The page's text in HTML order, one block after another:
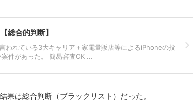
総合的判断】
れている3大キャリア＋家電量販店等によるiPhoneの投
件があった。 簡易審査OK ...
は総合判断（ブラックリスト）だった。